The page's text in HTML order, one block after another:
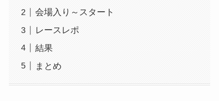
会場入り～スタート
レースレポ
結果
まとめ